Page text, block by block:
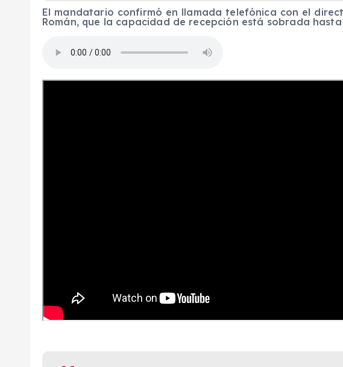
El mandatario confirmó en llamada telefónica con el
Román, que la capacidad de recepción está sobrada